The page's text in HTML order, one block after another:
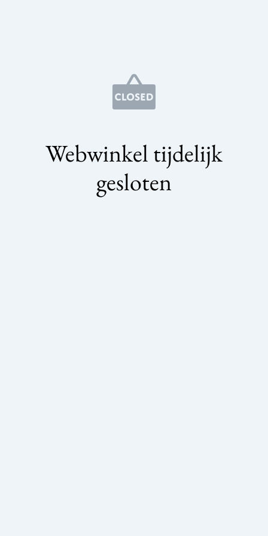
Webwinkel tijdelijk
gesloten